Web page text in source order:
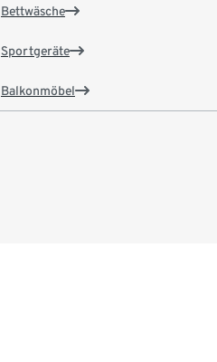
Bettwäsche
Sportgeräte
Balkonmöbel